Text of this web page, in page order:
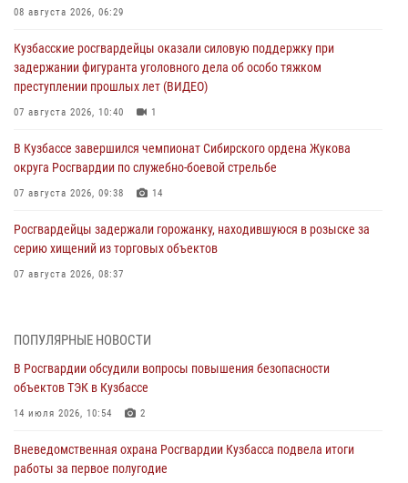
08 августа 2026, 06:29
Кузбасские росгвардейцы оказали силовую поддержку при
задержании фигуранта уголовного дела об особо тяжком
преступлении прошлых лет (ВИДЕО)
07 августа 2026, 10:40 1
В Кузбассе завершился чемпионат Сибирского ордена Жукова
округа Росгвардии по служебно-боевой стрельбе
07 августа 2026, 09:38 14
Росгвардейцы задержали горожанку, находившуюся в розыске за
серию хищений из торговых объектов
07 августа 2026, 08:37
Росгвардейцы обеспечили безопасность «Поезда Победы» в
Кузбассе
Генерал-полковник Олег Плохой поздравил специалистов
ПОПУЛЯРНЫЕ НОВОСТИ
В Росгвардии обсудили вопросы повышения безопасности
объектов ТЭК в Кузбассе
14 июля 2026, 10:54 2
Вневедомственная охрана Росгвардии Кузбасса подвела итоги
работы за первое полугодие